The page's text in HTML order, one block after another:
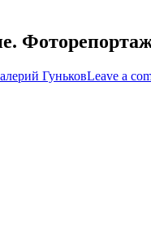
ГуньковLeave a